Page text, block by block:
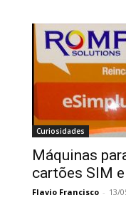
Curiosidades
Máquinas
cartões SIM
Flavio Francisco - 13/